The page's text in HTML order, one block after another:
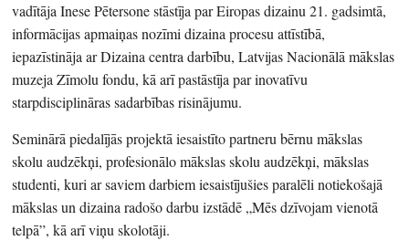
vadītāja Inese Pētersone stāstīja par Eiropas dizainu 21. gadsimtā,
informācijas apmaiņas nozīmi dizaina procesu attīstībā,
iepazīstināja ar Dizaina centra darbību, Latvijas Nacionālā mākslas
muzeja Zīmolu fondu, kā arī pastāstīja par inovatīvu
starpdisciplināras sadarbības risinājumu.
Seminārā piedalījās projektā iesaistīto partneru bērnu mākslas
skolu audzēkņi, profesionālo mākslas skolu audzēkņi, mākslas
studenti, kuri ar saviem darbiem iesaistījušies paralēli notiekošajā
mākslas un dizaina radošo darbu izstādē „Mēs dzīvojam vienotā
telpā”, kā arī viņu skolotāji.